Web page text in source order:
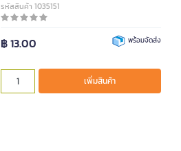
รหัสสินค้า 1035151
฿ 13.00 พร้อมจัดส่ง
เพิ่มสินค้า